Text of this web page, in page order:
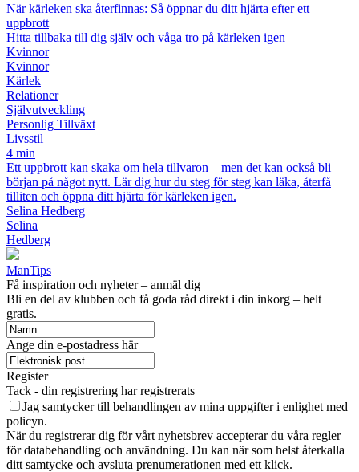
När kärleken ska återfinnas: Så öppnar du ditt hjärta efter ett
uppbrott
Hitta tillbaka till dig själv och våga tro på kärleken igen
Kvinnor
Kvinnor
Kärlek
Relationer
Självutveckling
Personlig Tillväxt
Livsstil
4 min
Ett uppbrott kan skaka om hela tillvaron – men det kan också bli
början på något nytt. Lär dig hur du steg för steg kan läka, återfå
tilliten och öppna ditt hjärta för kärleken igen.
Selina Hedberg
Selina
Hedberg
ManTips
Få inspiration och nyheter – anmäl dig
Bli en del av klubben och få goda råd direkt i din inkorg – helt
gratis.
Ange din e-postadress här
Register
Tack - din registrering har registrerats
Jag samtycker till behandlingen av mina uppgifter i enlighet med
policyn.
När du registrerar dig för vårt nyhetsbrev accepterar du våra regler
för databehandling och användning. Du kan när som helst återkalla
ditt samtycke och avsluta prenumerationen med ett klick.